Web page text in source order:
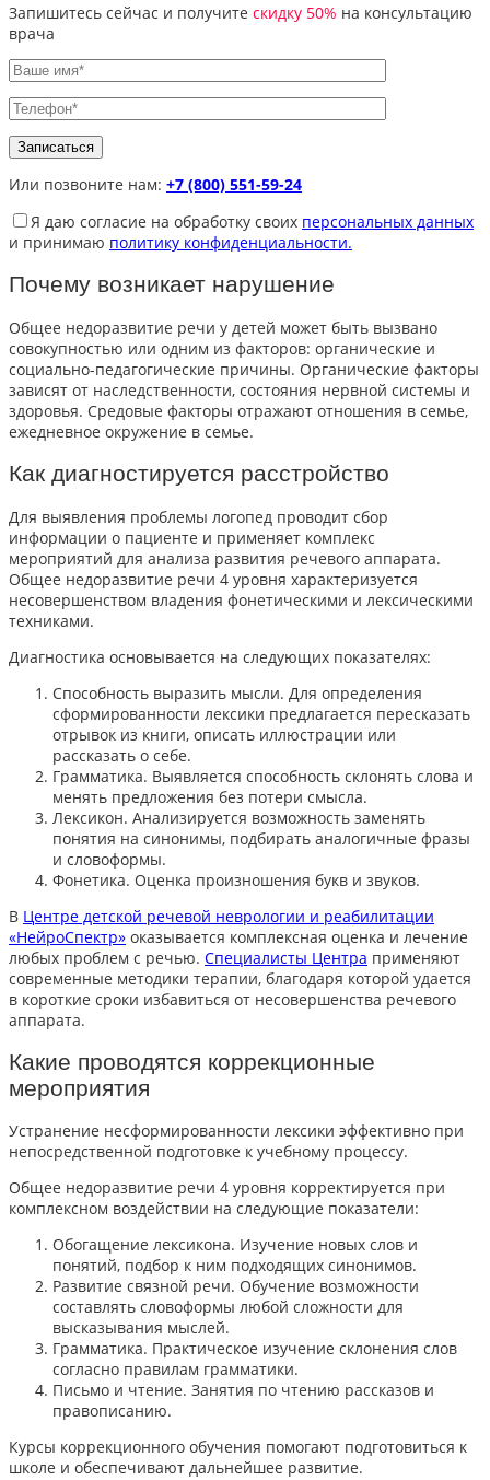
Запишитесь сейчас и получите скидку 50% на консультацию
врача
Или позвоните нам: +7 (800) 551-59-24
Я даю согласие на обработку своих персональных данных
и принимаю политику конфиденциальности.
Почему возникает нарушение
Общее недоразвитие речи у детей может быть вызвано
совокупностью или одним из факторов: органические и
социально-педагогические причины. Органические факторы
зависят от наследственности, состояния нервной системы и
здоровья. Средовые факторы отражают отношения в семье,
ежедневное окружение в семье.
Как диагностируется расстройство
Для выявления проблемы логопед проводит сбор
информации о пациенте и применяет комплекс
мероприятий для анализа развития речевого аппарата.
Общее недоразвитие речи 4 уровня характеризуется
несовершенством владения фонетическими и лексическими
техниками.
Диагностика основывается на следующих показателях:
Способность выразить мысли. Для определения
сформированности лексики предлагается пересказать
отрывок из книги, описать иллюстрации или
рассказать о себе.
Грамматика. Выявляется способность склонять слова и
менять предложения без потери смысла.
Лексикон. Анализируется возможность заменять
понятия на синонимы, подбирать аналогичные фразы
и словоформы.
Фонетика. Оценка произношения букв и звуков.
В Центре детской речевой неврологии и реабилитации
«НейроСпектр» оказывается комплексная оценка и лечение
любых проблем с речью. Специалисты Центра применяют
современные методики терапии, благодаря которой удается
в короткие сроки избавиться от несовершенства речевого
аппарата.
Какие проводятся коррекционные
мероприятия
Устранение несформированности лексики эффективно при
непосредственной подготовке к учебному процессу.
Общее недоразвитие речи 4 уровня корректируется при
комплексном воздействии на следующие показатели:
Обогащение лексикона. Изучение новых слов и
понятий, подбор к ним подходящих синонимов.
Развитие связной речи. Обучение возможности
составлять словоформы любой сложности для
высказывания мыслей.
Грамматика. Практическое изучение склонения слов
согласно правилам грамматики.
Письмо и чтение. Занятия по чтению рассказов и
правописанию.
Курсы коррекционного обучения помогают подготовиться к
школе и обеспечивают дальнейшее развитие.